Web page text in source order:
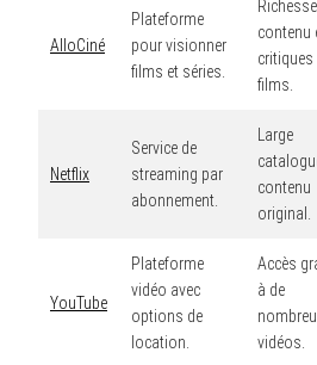
AlloCiné
Plateforme
pour visionner
films et séries.
contenu
critiques
films.
Netflix
Service de
streaming par
abonnement.
Large
contenu
original.
YouTube
Plateforme
vidéo avec
options de
location.
Accès
à de
vidéos.